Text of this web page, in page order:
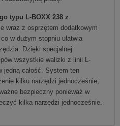
typu L-BOXX 238 z
wraz z osprzętem dodatkowym
w dużym stopniu ułatwia
Dzięki specjalnej
wszystkie walizki z linii L-
jedną całość. System ten
kilku narzędzi jednocześnie,
bezpieczny ponieważ w
kilka narzędzi jednocześnie.